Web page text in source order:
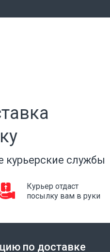
курьерские службы
Курьер отдаст
посылку вам в руки
по доставке